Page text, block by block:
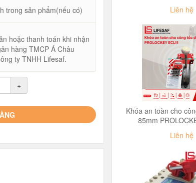
trong sản phẩm(nếu có)
hoặc thanh toán khi nhận
hàng TMCP Á Châu
ty TNHH Lifesaf.
+
Liên hệ
Khóa an toàn cho
85mm
Liên hệ